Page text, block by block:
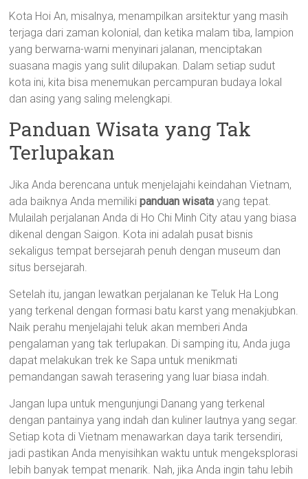
Kota Hoi An, misalnya, menampilkan arsitektur yang masih
terjaga dari zaman kolonial, dan ketika malam tiba, lampion
yang berwarna-warni menyinari jalanan, menciptakan
suasana magis yang sulit dilupakan. Dalam setiap sudut
kota ini, kita bisa menemukan percampuran budaya lokal
dan asing yang saling melengkapi.
Panduan Wisata yang Tak
Terlupakan
Jika Anda berencana untuk menjelajahi keindahan Vietnam,
ada baiknya Anda memilikipanduan wisata yang tepat.
Mulailah perjalanan Anda di Ho Chi Minh City atau yang biasa
dikenal dengan Saigon. Kota ini adalah pusat bisnis
sekaligus tempat bersejarah penuh dengan museum dan
situs bersejarah.
Setelah itu, jangan lewatkan perjalanan ke Teluk Ha Long
yang terkenal dengan formasi batu karst yang menakjubkan.
Naik perahu menjelajahi teluk akan memberi Anda
pengalaman yang tak terlupakan. Di samping itu, Anda juga
dapat melakukan trek ke Sapa untuk menikmati
pemandangan sawah terasering yang luar biasa indah.
Jangan lupa untuk mengunjungi Danang yang terkenal
dengan pantainya yang indah dan kuliner lautnya yang segar.
Setiap kota di Vietnam menawarkan daya tarik tersendiri,
jadi pastikan Anda menyisihkan waktu untuk mengeksplorasi
lebih banyak tempat menarik. Nah, jika Anda ingin tahu lebih